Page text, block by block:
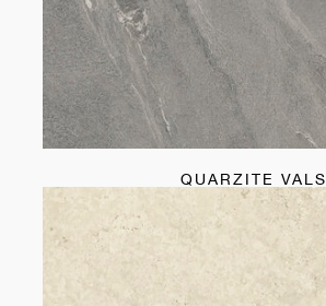
QUARZITE VALS